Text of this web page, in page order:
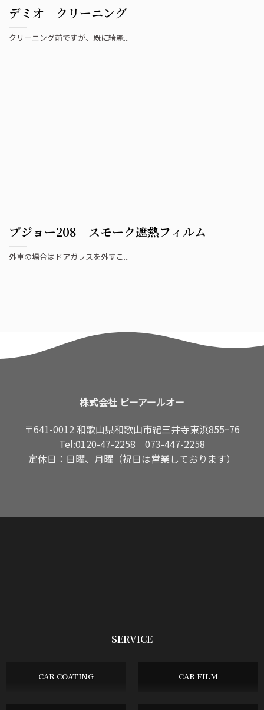
デミオ クリーニング
クリーニング前ですが、既に綺麗...
プジョー208 スモーク遮熱フィルム
外車の場合はドアガラスを外すこ...
株式会社 ピーアールオー
〒641-0012 和歌山県和歌山市紀三井寺東浜855ｰ76
Tel:0120-47-2258
073-447-2258
定休日：日曜、月曜（祝日は営業しております）
SERVICE
CAR COATING CAR FILM